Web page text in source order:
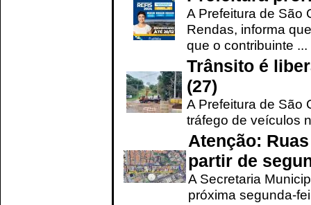
A Prefeitura de São
Rendas, informa
que o contribuinte ...
Trânsito é
(27)
A Prefeitura de São
tráfego de veículos
Atenção:
partir de
A Secretaria
próxima segunda-